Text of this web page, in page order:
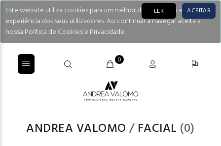
Este website utiliza cookies para um melhor desempenho e
experiência dos seus utilizadores. Ao continuar a navegar aceita a
nossa Política de Cookies e Privacidade.
LER ACEITAR
0
ANDREA VALOMO / FACIAL (0)